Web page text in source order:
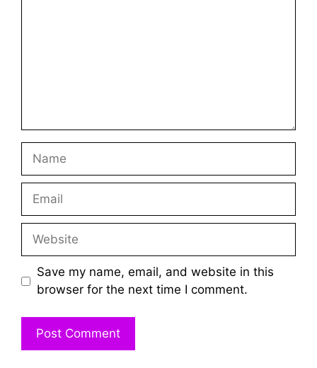
Name
Email
Website
Save my name, email, and website in this
browser for the next time I comment.